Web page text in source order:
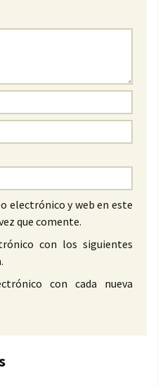
electrónico y web en este
que comente.
con los siguientes
con cada nueva